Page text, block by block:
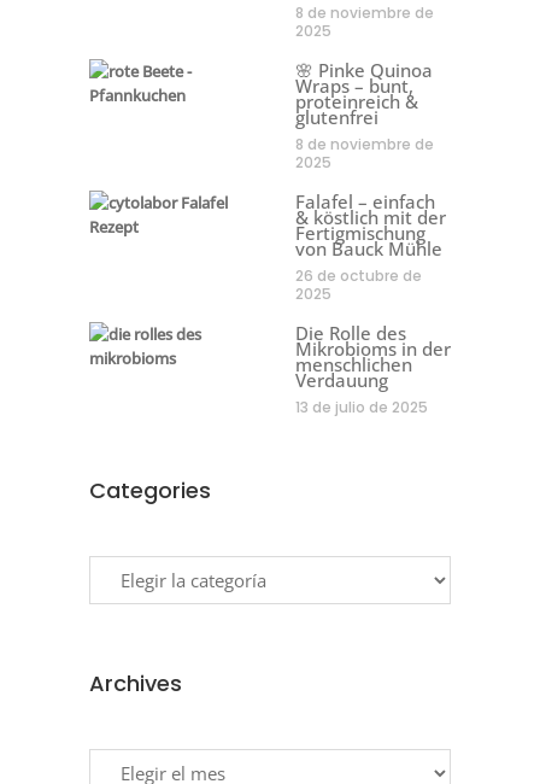
8 de noviembre de
2025
🌸 Pinke Quinoa
Wraps – bunt,
proteinreich &
glutenfrei
8 de noviembre de
2025
Falafel – einfach
& köstlich mit der
Fertigmischung
von Bauck Mühle
26 de octubre de
2025
Die Rolle des
Mikrobioms in der
menschlichen
Verdauung
13 de julio de 2025
Categories
Archives